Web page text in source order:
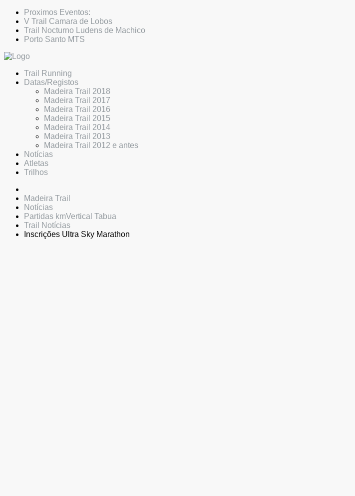
Proximos Eventos:
V Trail Camara de Lobos
Trail Nocturno Ludens de Machico
Porto Santo MTS
Trail Running
Datas/Registos
Madeira Trail 2018
Madeira Trail 2017
Madeira Trail 2016
Madeira Trail 2015
Madeira Trail 2014
Madeira Trail 2013
Madeira Trail 2012 e antes
Notícias
Atletas
Trilhos
Madeira Trail
Notícias
Partidas kmVertical Tabua
Trail Notícias
Inscrições Ultra Sky Marathon